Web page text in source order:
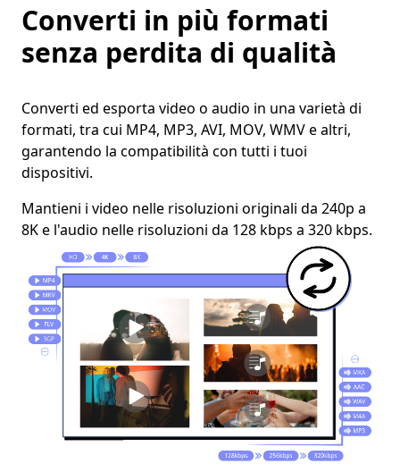
Converti in più formati
senza perdita di qualità
Converti ed esporta video o audio in una varietà di
formati, tra cui MP4, MP3, AVI, MOV, WMV e altri,
garantendo la compatibilità con tutti i tuoi
dispositivi.
Mantieni i video nelle risoluzioni originali da 240p a
8K e l'audio nelle risoluzioni da 128 kbps a 320 kbps.